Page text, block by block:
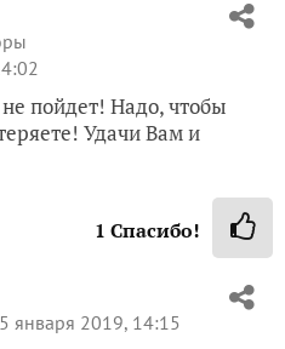
пойдет! Надо, чтобы
Удачи Вам и
1 Спасибо!
января 2019, 14:15